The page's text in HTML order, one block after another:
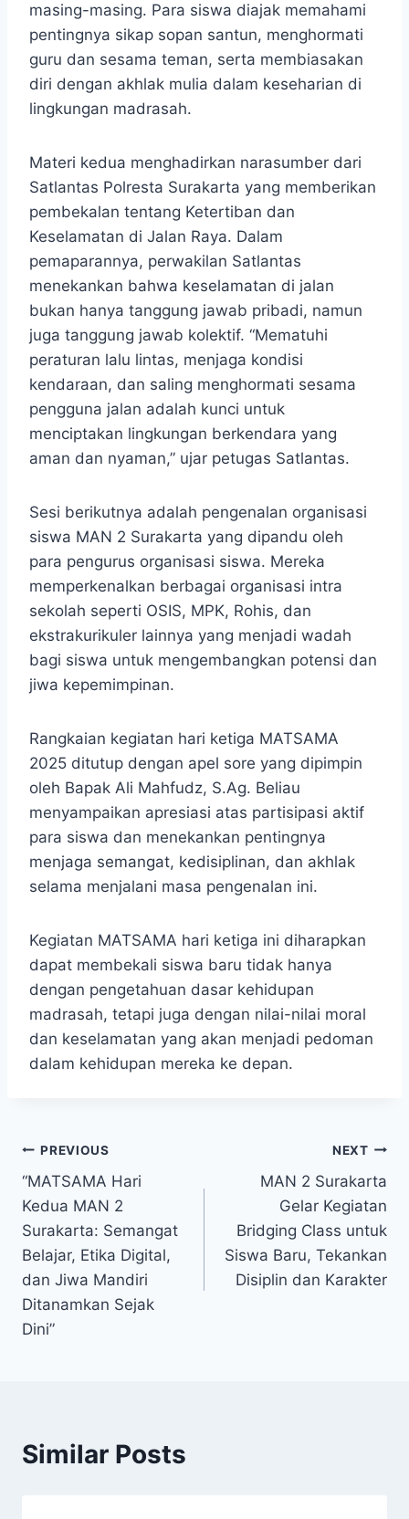
masing-masing. Para siswa diajak memahami
pentingnya sikap sopan santun, menghormati
guru dan sesama teman, serta membiasakan
diri dengan akhlak mulia dalam keseharian di
lingkungan madrasah.
Materi kedua menghadirkan narasumber dari
Satlantas Polresta Surakarta yang memberikan
pembekalan tentang Ketertiban dan
Keselamatan di Jalan Raya. Dalam
pemaparannya, perwakilan Satlantas
menekankan bahwa keselamatan di jalan
bukan hanya tanggung jawab pribadi, namun
juga tanggung jawab kolektif. “Mematuhi
peraturan lalu lintas, menjaga kondisi
kendaraan, dan saling menghormati sesama
pengguna jalan adalah kunci untuk
menciptakan lingkungan berkendara yang
aman dan nyaman,” ujar petugas Satlantas.
Sesi berikutnya adalah pengenalan organisasi
siswa MAN 2 Surakarta yang dipandu oleh
para pengurus organisasi siswa. Mereka
memperkenalkan berbagai organisasi intra
sekolah seperti OSIS, MPK, Rohis, dan
ekstrakurikuler lainnya yang menjadi wadah
bagi siswa untuk mengembangkan potensi dan
jiwa kepemimpinan.
Rangkaian kegiatan hari ketiga MATSAMA
2025 ditutup dengan apel sore yang dipimpin
oleh Bapak Ali Mahfudz, S.Ag. Beliau
menyampaikan apresiasi atas partisipasi aktif
para siswa dan menekankan pentingnya
menjaga semangat, kedisiplinan, dan akhlak
selama menjalani masa pengenalan ini.
Kegiatan MATSAMA hari ketiga ini diharapkan
dapat membekali siswa baru tidak hanya
dengan pengetahuan dasar kehidupan
madrasah, tetapi juga dengan nilai-nilai moral
dan keselamatan yang akan menjadi pedoman
dalam kehidupan mereka ke depan.
Post
navigation
PREVIOUS
“MATSAMA Hari
Kedua MAN 2
Surakarta: Semangat
Belajar, Etika Digital,
dan Jiwa Mandiri
Ditanamkan Sejak
Dini”
NEXT
MAN 2 Surakarta
Gelar Kegiatan
Bridging Class untuk
Siswa Baru, Tekankan
Disiplin dan Karakter
Similar Posts